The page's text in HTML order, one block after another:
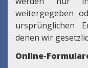
weitergegeben
ursprünglichen
denen wir
Online-